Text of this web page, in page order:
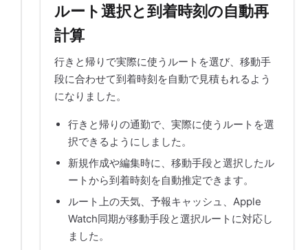
ルート選択と到着時刻の自動再
計算
行きと帰りで実際に使うルートを選び、移動手
段に合わせて到着時刻を自動で見積もれるよう
になりました。
行きと帰りの通勤で、実際に使うルートを選
択できるようにしました。
新規作成や編集時に、移動手段と選択したル
ートから到着時刻を自動推定できます。
ルート上の天気、予報キャッシュ、Apple
Watch同期が移動手段と選択ルートに対応し
ました。